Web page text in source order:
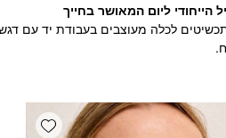
הייחודי ליום המאושר בחייך
לכלה מעוצבים בעבודת יד עם
wishlist